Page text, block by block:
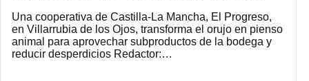
Una cooperativa de Castilla-La Mancha, El Progreso,
en Villarrubia de los Ojos, transforma el orujo en pienso
animal para aprovechar subproductos de la bodega y
reducir desperdicios Redactor:…